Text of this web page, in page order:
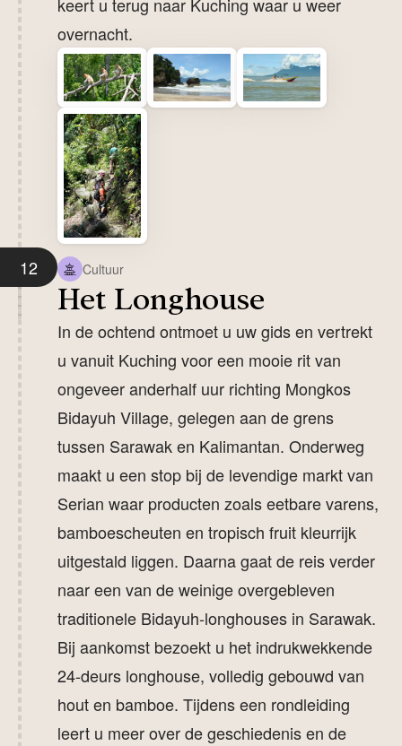
overnacht.
12 Cultuur
Het Longhouse
In de ochtend ontmoet u uw gids en vertrekt
u vanuit Kuching voor een mooie rit van
ongeveer anderhalf uur richting Mongkos
Bidayuh Village, gelegen aan de grens
tussen Sarawak en Kalimantan. Onderweg
maakt u een stop bij de levendige markt van
Serian waar producten zoals eetbare varens,
bamboescheuten en tropisch fruit kleurrijk
uitgestald liggen. Daarna gaat de reis verder
naar een van de weinige overgebleven
traditionele Bidayuh-longhouses in Sarawak.
Bij aankomst bezoekt u het indrukwekkende
24-deurs longhouse, volledig gebouwd van
hout en bamboe. Tijdens een rondleiding
leert u meer over de geschiedenis en de